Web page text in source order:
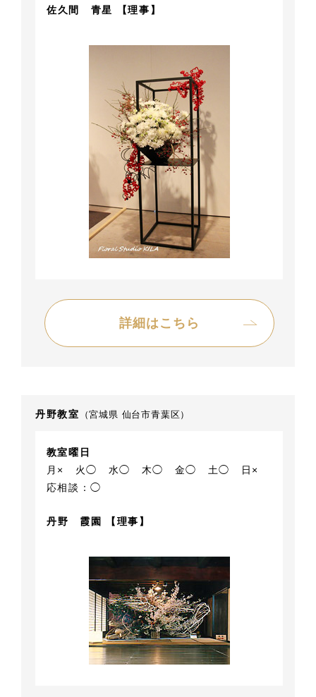
佐久間 青星 【理事】
詳細はこちら
丹野教室 （宮城県 仙台市青葉区）
教室曜日
月×
火◯ 水◯ 木◯ 金◯ 土◯
日×
応相談：◯
丹野 霞園 【理事】